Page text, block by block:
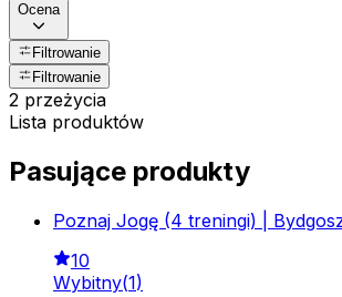
Ocena
Filtrowanie
Filtrowanie
2 przeżycia
Lista produktów
Pasujące produkty
Poznaj Jogę (4 treningi) |
10
Wybitny(1)